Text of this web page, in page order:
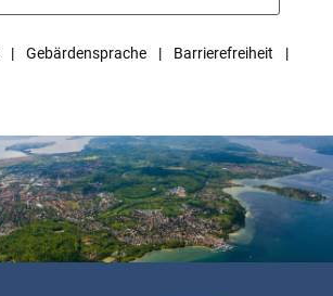
Gebärdensprache Barrierefreiheit